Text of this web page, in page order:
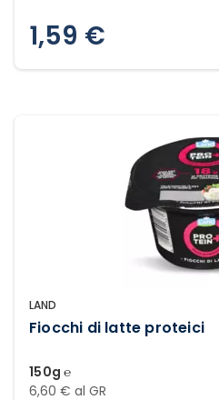
1,59 €
LAND
Fiocchi di latte proteici
150g ℮
6,60 € al GR